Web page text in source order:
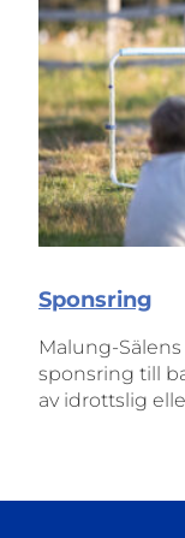
Sponsring
Malung-
sponsring till
av idrottslig